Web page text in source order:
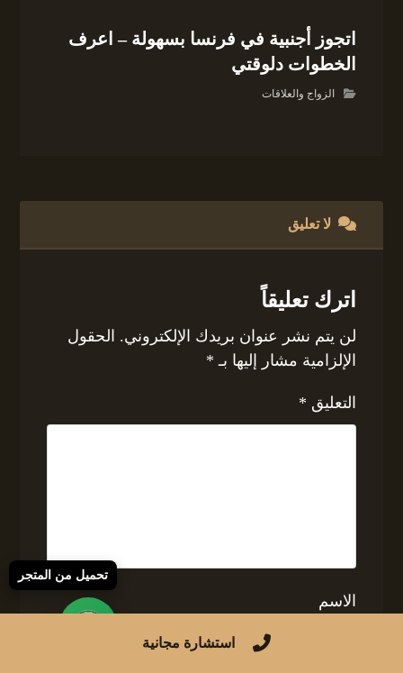
اتجوز أجنبية في فرنسا بسهولة – اعرف
الخطوات دلوقتي
الزواج والعلاقات
لا تعليق
اترك تعليقاً
لن يتم نشر عنوان بريدك الإلكتروني. الحقول
الإلزامية مشار إليها بـ *
التعليق *
الاسم
استشارة مجانية
تحميل من المتجر